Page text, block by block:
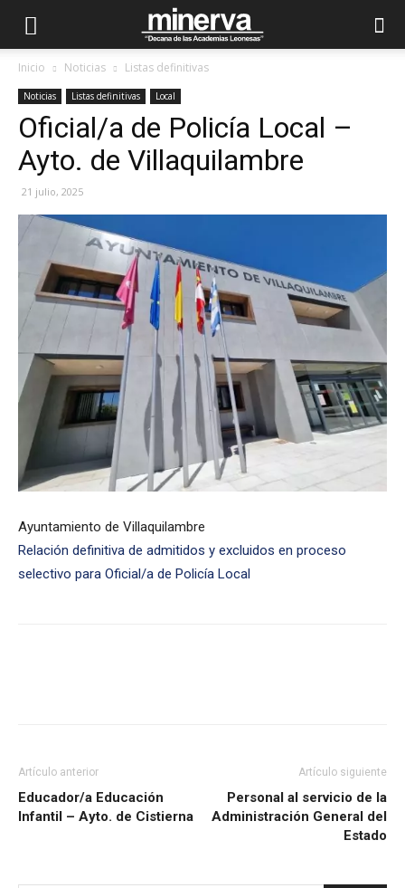
Inicio Noticias Listas definitivas
Noticias Listas definitivas Local
Oficial/a de Policía Local –
Ayto. de Villaquilambre
21 julio, 2025
Ayuntamiento de Villaquilambre
Relación definitiva de admitidos y excluidos en proceso
selectivo para Oficial/a de Policía Local
Artículo anterior
Educador/a Educación
Infantil – Ayto. de Cistierna
Artículo siguiente
Personal al servicio de la
Administración General del
Estado